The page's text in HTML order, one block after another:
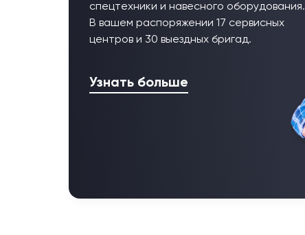
спецтехники и навесного оборудования.
В вашем распоряжении 17 сервисных
центров и 30 выездных бригад.
Узнать больше